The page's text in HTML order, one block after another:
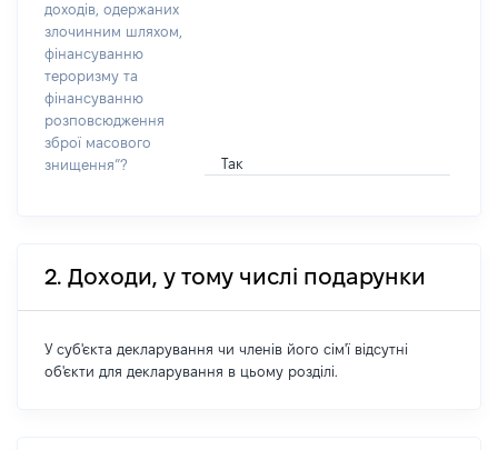
доходів, одержаних
злочинним шляхом,
фінансуванню
тероризму та
фінансуванню
розповсюдження
зброї масового
знищення”?
Так
2. Доходи, у тому числі подарунки
У суб'єкта декларування чи членів його сім'ї відсутні
об'єкти для декларування в цьому розділі.